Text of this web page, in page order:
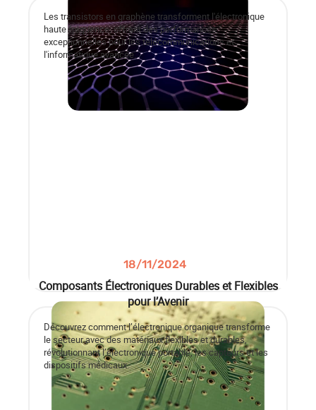
Les transistors en graphène transforment l'électronique
haute fréquence, offrant des performances
exceptionnelles pour les télécommunications et
l'informatique avancée.
18/11/2024
Composants Électroniques Durables et Flexibles
pour l’Avenir
Découvrez comment l’électronique organique transforme
le secteur avec des matériaux flexibles et durables,
révolutionnant l’électronique portable, les capteurs et les
dispositifs médicaux.